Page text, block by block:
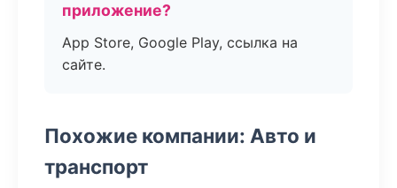
приложение?
App Store, Google Play, ссылка на
сайте.
Похожие компании: Авто и
транспорт